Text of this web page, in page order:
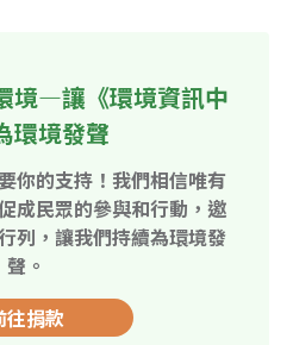
境—讓《環境資訊中
環境發聲
你的支持！我們相信唯有
成民眾的參與和行動，邀
列，讓我們持續為環境發
聲。
往捐款